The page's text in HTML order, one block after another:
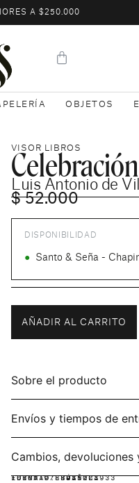
A $250.000
OBJETOS
VISOR LIBROS
Luis Antonio de
$52.000
DISPONIBILIDAD
● Santo & Seña -
AÑADIR AL CARRITO
Sobre el producto
Envíos y tiempos de
Cambios, devoluciones
IDIOMA:ESPAÑOL
FORMATO:RÚSTICA
ISBN: 9788475223933